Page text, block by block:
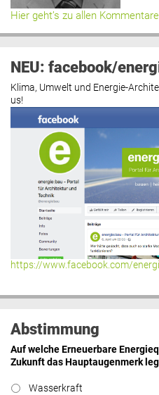
Hier geht’s zu allen
NEU: facebook/
Klima, Umwelt und Energie-
us!
https://www.facebook.com/
Abstimmung
Auf welche Erneuerbare
Zukunft das Hauptaugenmerk
Wasserkraft